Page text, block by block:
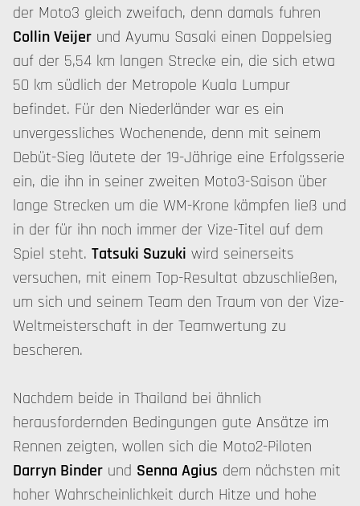
der Moto3 gleich zweifach, denn damals fuhren
Collin Veijer und Ayumu Sasaki einen Doppelsieg
auf der 5,54 km langen Strecke ein, die sich etwa
50 km südlich der Metropole Kuala Lumpur
befindet. Für den Niederländer war es ein
unvergessliches Wochenende, denn mit seinem
Debüt-Sieg läutete der 19-Jährige eine Erfolgsserie
ein, die ihn in seiner zweiten Moto3-Saison über
lange Strecken um die WM-Krone kämpfen ließ und
in der für ihn noch immer der Vize-Titel auf dem
Spiel steht. Tatsuki Suzuki wird seinerseits
versuchen, mit einem Top-Resultat abzuschließen,
um sich und seinem Team den Traum von der Vize-
Weltmeisterschaft in der Teamwertung zu
bescheren.
Nachdem beide in Thailand bei ähnlich
herausfordernden Bedingungen gute Ansätze im
Rennen zeigten, wollen sich die Moto2-Piloten
Darryn Binder und Senna Agius dem nächsten mit
hoher Wahrscheinlichkeit durch Hitze und hohe